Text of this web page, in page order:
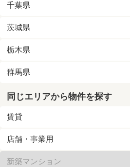
千葉県
茨城県
栃木県
群馬県
同じエリアから物件を探す
賃貸
店舗・事業用
新築マンション